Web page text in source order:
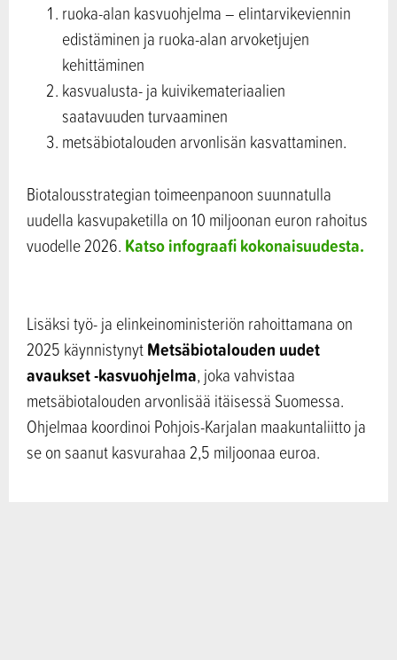
ruoka-alan kasvuohjelma – elintarvikeviennin
edistäminen ja ruoka-alan arvoketjujen
kehittäminen
kasvualusta- ja kuivikemateriaalien
saatavuuden turvaaminen
metsäbiotalouden arvonlisän kasvattaminen.
Biotalousstrategian toimeenpanoon suunnatulla
uudella kasvupaketilla on 10 miljoonan euron rahoitus
vuodelle 2026. Katso infograafi kokonaisuudesta.
Lisäksi työ- ja elinkeinoministeriön rahoittamana on
2025 käynnistynytMetsäbiotalouden uudet
avaukset -kasvuohjelma, joka vahvistaa
metsäbiotalouden arvonlisää itäisessä Suomessa.
Ohjelmaa koordinoi Pohjois-Karjalan maakuntaliitto ja
se on saanut kasvurahaa 2,5 miljoonaa euroa.